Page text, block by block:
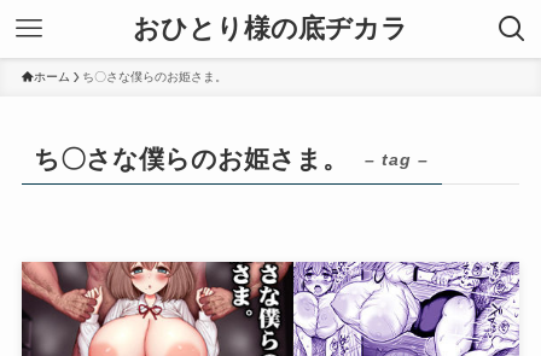
おひとり様の底ヂカラ
ホーム ち〇さな僕らのお姫さま。
ち〇さな僕らのお姫さま。 – tag –